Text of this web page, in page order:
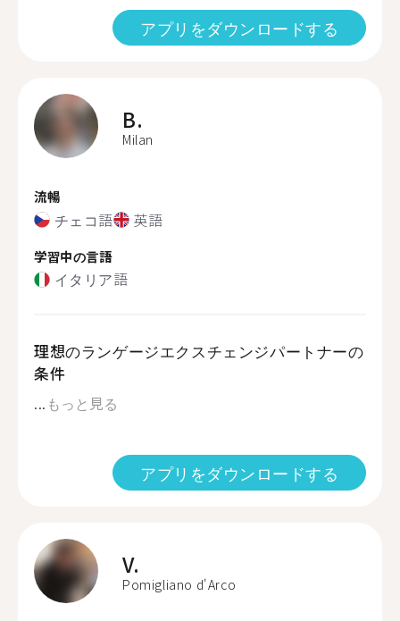
アプリをダウンロードする
B.
Milan
流暢
チェコ語 英語
学習中の言語
イタリア語
理想のランゲージエクスチェンジパートナーの
条件
... もっと見る
アプリをダウンロードする
V.
Pomigliano d'Arco